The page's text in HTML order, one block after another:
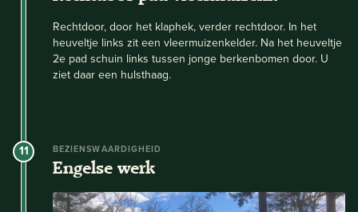
Rechtdoor, door het klaphek, verder rechtdoor. In het
heuveltje links zit een vleermuizenkelder. Na het heuveltje
2e pad schuin links tussen jonge berkenbomen door. U
ziet daar een hulsthaag.
11 BEZIENSWAARDIGHEID
Engelse werk